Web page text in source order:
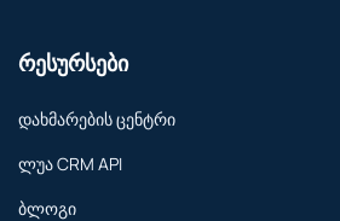
რესურსები
დახმარების ცენტრი
ლუა CRM API
ბლოგი